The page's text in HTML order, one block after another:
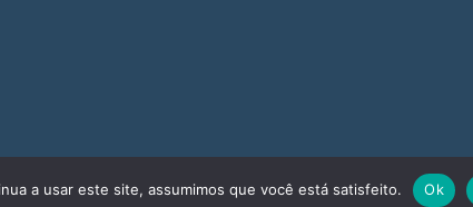
a usar este site, assumimos que você está satisfeito. Ok